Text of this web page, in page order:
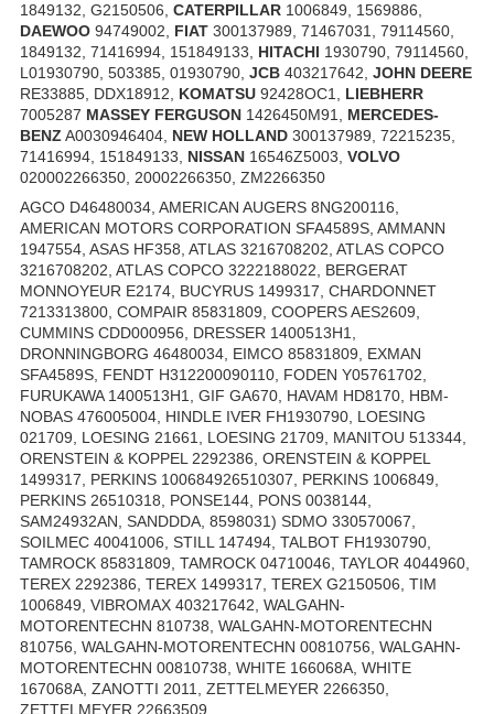
1849132, G2150506, CATERPILLAR 1006849, 1569886,
DAEWOO 94749002, FIAT 300137989, 71467031, 79114560,
1849132, 71416994, 151849133, HITACHI 1930790, 79114560,
L01930790, 503385, 01930790, JCB 403217642, JOHN DEERE
RE33885, DDX18912, KOMATSU 92428OC1, LIEBHERR
7005287 MASSEY FERGUSON 1426450M91, MERCEDES-
BENZA0030946404, NEW HOLLAND 300137989, 72215235,
71416994, 151849133, NISSAN 16546Z5003, VOLVO
020002266350, 20002266350, ZM2266350
AGCO D46480034, AMERICAN AUGERS 8NG200116,
AMERICAN MOTORS CORPORATION SFA4589S, AMMANN
1947554, ASAS HF358, ATLAS 3216708202, ATLAS COPCO
3216708202, ATLAS COPCO 3222188022, BERGERAT
MONNOYEUR E2174, BUCYRUS 1499317, CHARDONNET
7213313800, COMPAIR 85831809, COOPERS AES2609,
CUMMINS CDD000956, DRESSER 1400513H1,
DRONNINGBORG 46480034, EIMCO 85831809, EXMAN
SFA4589S, FENDT H312200090110, FODEN Y05761702,
FURUKAWA 1400513H1, GIF GA670, HAVAM HD8170, HBM-
NOBAS 476005004, HINDLE IVER FH1930790, LOESING
021709, LOESING 21661, LOESING 21709, MANITOU 513344,
ORENSTEIN & KOPPEL 2292386, ORENSTEIN & KOPPEL
1499317, PERKINS 100684926510307, PERKINS 1006849,
PERKINS 26510318, PONSE144, PONS 0038144,
SAM24932AN, SANDDDA, 8598031) SDMO 330570067,
SOILMEC 40041006, STILL 147494, TALBOT FH1930790,
TAMROCK 85831809, TAMROCK 04710046, TAYLOR 4044960,
TEREX 2292386, TEREX 1499317, TEREX G2150506, TIM
1006849, VIBROMAX 403217642, WALGAHN-
MOTORENTECHN 810738, WALGAHN-MOTORENTECHN
810756, WALGAHN-MOTORENTECHN 00810756, WALGAHN-
MOTORENTECHN 00810738, WHITE 166068A, WHITE
167068A, ZANOTTI 2011, ZETTELMEYER 2266350,
ZETTELMEYER 22663509